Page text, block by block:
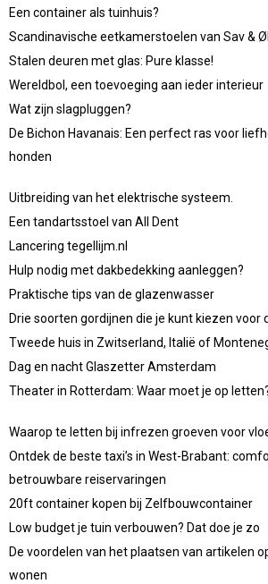
Een container als tuinhuis?
Scandinavische eetkamerstoelen van Sav &
Stalen deuren met glas: Pure klasse!
Wereldbol, een toevoeging aan ieder interieur
Wat zijn slagpluggen?
De Bichon Havanais: Een perfect ras voor
honden
Uitbreiding van het elektrische systeem.
Een tandartsstoel van All Dent
Lancering tegellijm.nl
Hulp nodig met dakbedekking aanleggen?
Praktische tips van de glazenwasser
Drie soorten gordijnen die je kunt kiezen voor
Tweede huis in Zwitserland, Italië of
Dag en nacht Glaszetter Amsterdam
Theater in Rotterdam: Waar moet je op
Waarop te letten bij infrezen groeven voor
Ontdek de beste taxi’s in West-Brabant:
betrouwbare reiservaringen
20ft container kopen bij Zelfbouwcontainer
Low budget je tuin verbouwen? Dat doe je zo
De voordelen van het plaatsen van artikelen
wonen